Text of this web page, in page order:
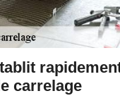
carrelage